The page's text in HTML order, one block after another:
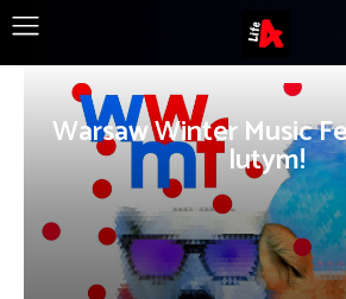
Warsaw Winter Music
lutym!